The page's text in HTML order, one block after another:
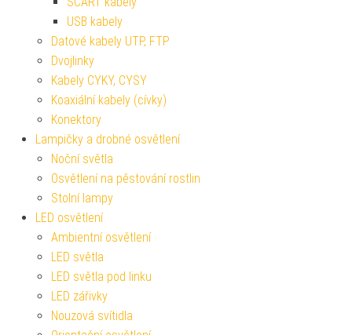
USB kabely
Datové kabely UTP, FTP
Dvojlinky
Kabely CYKY, CYSY
Koaxiální kabely (cívky)
Konektory
Lampičky a drobné osvětlení
Noční světla
Osvětlení na pěstování rostlin
Stolní lampy
LED osvětlení
Ambientní osvětlení
LED světla
LED světla pod linku
LED zářivky
Nouzová svítidla